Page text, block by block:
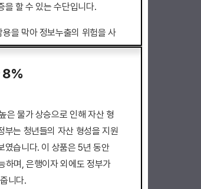
을 할 수 있는 수단입니다.
을 막아 정보누출의 위험을 사
한 사기 등을 사전에 예방 가능
8%
은 물가 상승으로 인해 자산 형
부는 청년들의 자산 형성을 지원
였습니다. 이 상품은 5년 동안
하며, 은행이자 외에도 정부가
니다.